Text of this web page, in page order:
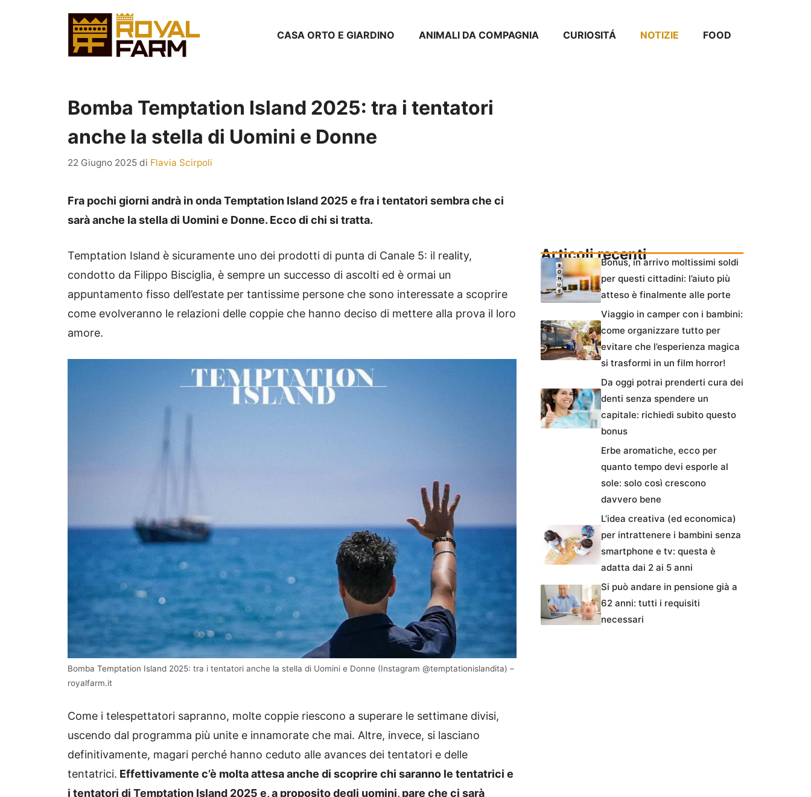
CASA ORTO E GIARDINO ANIMALI DA COMPAGNIA CURIOSITÁ NOTIZIE FOOD
Bomba Temptation Island 2025: tra i tentatori
anche la stella di Uomini e Donne
22 Giugno 2025 di Flavia Scirpoli
Fra pochi giorni andrà in onda Temptation Island 2025 e fra i tentatori sembra che ci
sarà anche la stella di Uomini e Donne. Ecco di chi si tratta.
Temptation Island è sicuramente uno dei prodotti di punta di Canale 5: il reality,
condotto da Filippo Bisciglia, è sempre un successo di ascolti ed è ormai un
appuntamento fisso dell’estate per tantissime persone che sono interessate a scoprire
come evolveranno le relazioni delle coppie che hanno deciso di mettere alla prova il loro
amore.
Bomba Temptation Island 2025: tra i tentatori anche la stella di Uomini e Donne (Instagram @temptationislandita) –
royalfarm.it
Come i telespettatori sapranno, molte coppie riescono a superare le settimane divisi,
uscendo dal programma più unite e innamorate che mai. Altre, invece, si lasciano
definitivamente, magari perché hanno ceduto alle avances dei tentatori e delle
tentatrici. Effettivamente c’è molta attesa anche di scoprire chi saranno le tentatrici e
i tentatori di Temptation Island 2025 e, a proposito degli uomini, pare che ci sarà
Articoli recentiBonus, in arrivo moltissimi soldi
per questi cittadini: l’aiuto più
atteso è finalmente alle porte
Viaggio in camper con i bambini:
come organizzare tutto per
evitare che l’esperienza magica
si trasformi in un film horror!
Da oggi potrai prenderti cura dei
denti senza spendere un
capitale: richiedi subito questo
bonus
Erbe aromatiche, ecco per
quanto tempo devi esporle al
sole: solo così crescono
davvero bene
L’idea creativa (ed economica)
per intrattenere i bambini senza
smartphone e tv: questa è
adatta dai 2 ai 5 anni
Si può andare in pensione già a
62 anni: tutti i requisiti
necessari